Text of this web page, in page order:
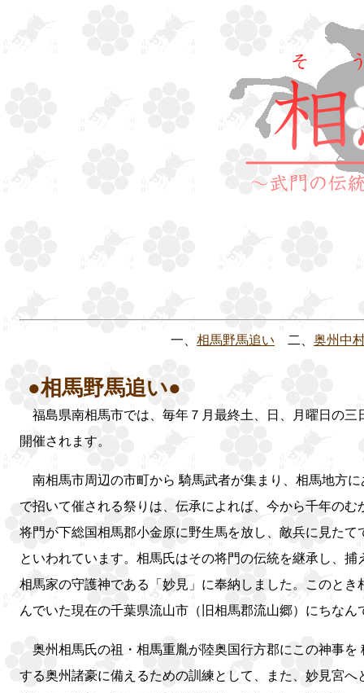
一、 相馬野馬追い 二、 奥州中
●相馬野馬追い●
福島県南相馬市では、毎年７月最終土、日、月曜日の三
開催されます。
南相馬市周辺の市町から 騎馬武者が集まり、相馬地方
で招いて催される祭りは、伝承によれば、今から千年の
将門が下総国相馬郡小金原に野生馬を放し、敵兵に見たて
といわれています。相馬氏はその将門の伝統を継承し、
相馬家の守護神である「妙見」に奉納しました。このと
んでいた現在の千葉県流山市（旧相馬郡流山郷）にちなん
奥州相馬氏の祖・相馬重胤が陸奥国行方郡にこの神事
する奥州諸豪に備えるための訓練として、また、妙見宮